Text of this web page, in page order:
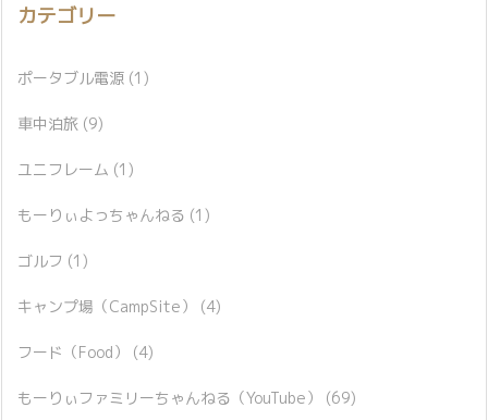
カテゴリー
ポータブル電源 (1)
車中泊旅 (9)
ユニフレーム (1)
もーりぃよっちゃんねる (1)
ゴルフ (1)
キャンプ場（CampSite） (4)
フード（Food） (4)
もーりぃファミリーちゃんねる（YouTube） (69)